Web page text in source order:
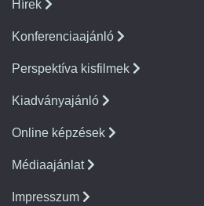
Hírek
Konferenciaajánló
Perspektíva kisfilmek
Kiadványajánló
Online képzések
Médiaajánlat
Impresszum